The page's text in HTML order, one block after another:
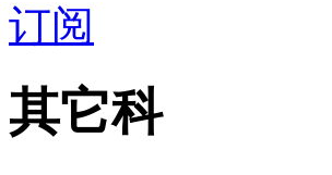
订阅
其它科